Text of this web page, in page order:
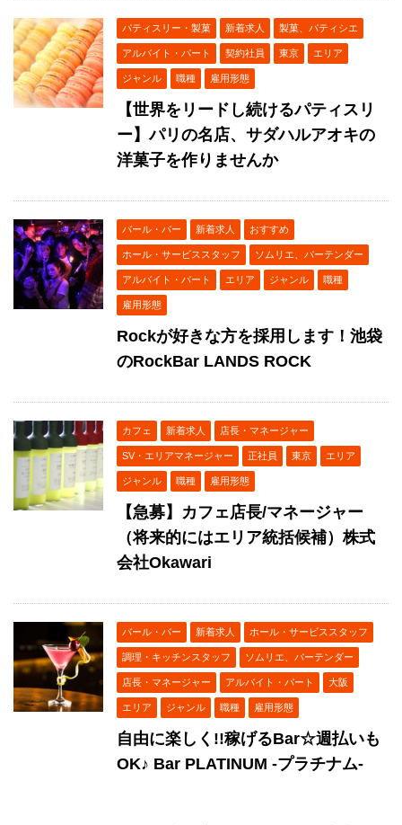
パティスリー・製菓 新着求人 製菓、パティシエ
アルバイト・パート 契約社員 東京 エリア
ジャンル 職種 雇用形態
【世界をリードし続けるパティスリ
ー】パリの名店、サダハルアオキの
洋菓子を作りませんか
バール・バー 新着求人 おすすめ
ホール・サービススタッフ ソムリエ、バーテンダー
アルバイト・パート エリア ジャンル 職種
雇用形態
Rockが好きな方を採用します！池袋
のRockBar LANDS ROCK
カフェ 新着求人 店長・マネージャー
SV・エリアマネージャー 正社員 東京 エリア
ジャンル 職種 雇用形態
【急募】カフェ店長/マネージャー
（将来的にはエリア統括候補）株式
会社Okawari
バール・バー 新着求人 ホール・サービススタッフ
調理・キッチンスタッフ ソムリエ、バーテンダー
店長・マネージャー アルバイト・パート 大阪
エリア ジャンル 職種 雇用形態
自由に楽しく!!稼げるBar☆週払いも
OK♪ Bar PLATINUM -プラチナム-